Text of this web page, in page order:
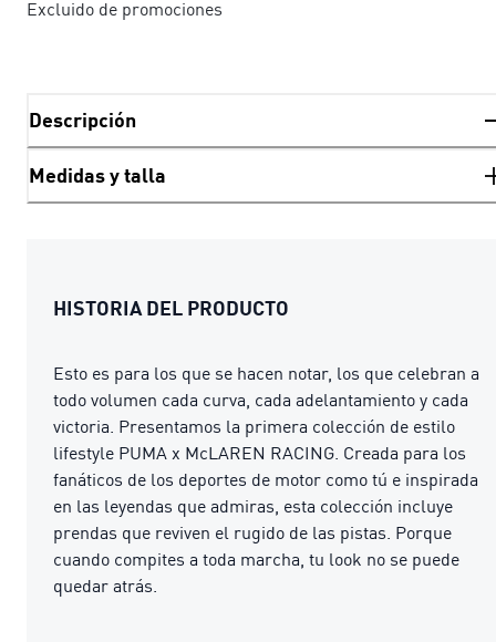
Excluido de promociones
Descripción
Medidas y talla
HISTORIA DEL PRODUCTO
Esto es para los que se hacen notar, los que celebran a
todo volumen cada curva, cada adelantamiento y cada
victoria. Presentamos la primera colección de estilo
lifestyle PUMA x McLAREN RACING. Creada para los
fanáticos de los deportes de motor como tú e inspirada
en las leyendas que admiras, esta colección incluye
prendas que reviven el rugido de las pistas. Porque
cuando compites a toda marcha, tu look no se puede
quedar atrás.